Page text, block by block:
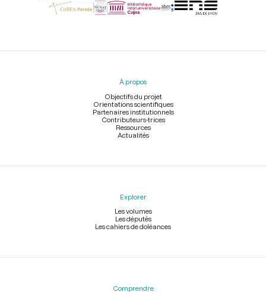
Menu
À propos
Objectifs du projet
Orientations scientifiques
Partenaires institutionnels
Contributeurs-trices
Ressources
Actualités
Explorer
Les volumes
Les députés
Les cahiers de doléances
Comprendre